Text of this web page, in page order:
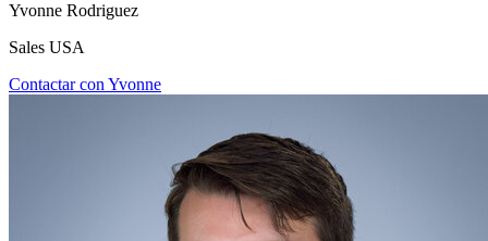
Yvonne Rodriguez
Sales USA
Contactar con Yvonne